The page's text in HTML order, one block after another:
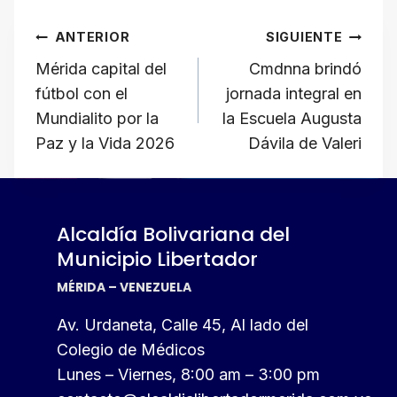
s
A
p
p
e
b
o
o
k
a
y
Li
n
k
Navegación
de
entradas
ANTERIOR
Mérida capital del
fútbol con el
Mundialito por la
Paz y la Vida 2026
SIGUIENTE
Cmdnna brindó
jornada integral en
la Escuela Augusta
Dávila de Valeri
Alcaldía Bolivariana del
Municipio Libertador
MÉRIDA – VENEZUELA
Av. Urdaneta, Calle 45, Al lado del
Colegio de Médicos
Lunes – Viernes, 8:00 am – 3:00 pm